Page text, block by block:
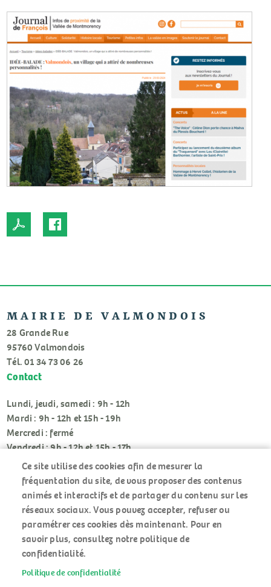
MAIRIE DE VALMONDOIS
28 Grande Rue
95760 Valmondois
Tél. 01 34 73 06 26
Contact
Lundi, jeudi, samedi : 9h - 12h
Mardi : 9h - 12h et 15h - 19h
Mercredi : fermé
Vendredi : 9h - 12h et 15h - 17h
RÉSEAUX
SOCIAUX
MENU
ACCUEIL
Ce site utilise des cookies afin de mesurer la
fréquentation du site, de vous proposer des contenus
animés et interactifs et de partager du contenu sur les
réseaux sociaux. Vous pouvez accepter, refuser ou
paramétrer ces cookies dès maintenant. Pour en
savoir plus, consultez notre politique de
confidentialité.
Politique de confidentialité